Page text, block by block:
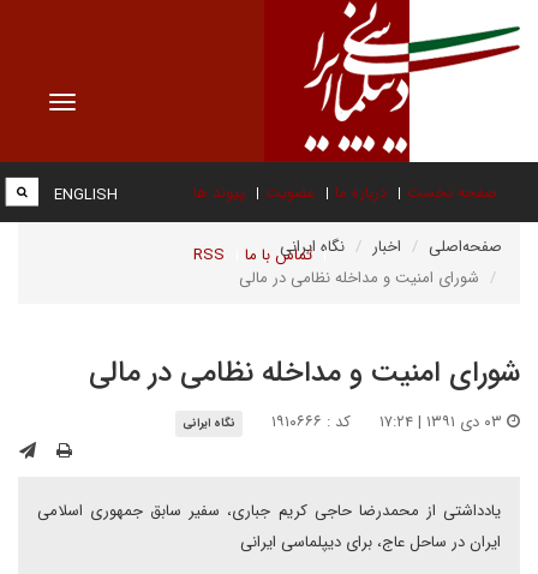
Toggle
صفحه نخست درباره ما عضویت پیوند ها
تماس با ما RSS
ENGLISH
صفحه‌اصلی اخبار
نگاه ایرانی
شورای امنیت و مداخله نظامی در مالی
شورای امنیت و مداخله نظامی در مالی
کد : ۱۹۱۰۶۶۶ نگاه ایرانی
یادداشتی از محمدرضا حاجی کریم جباری، سفیر سابق جمهوری اسلامی
ایران در ساحل عاج، برای دیپلماسی ایرانی